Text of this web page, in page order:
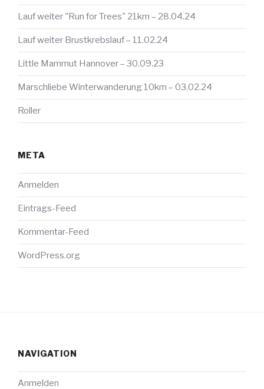
Lauf weiter "Run for Trees" 21km – 28.04.24
Lauf weiter Brustkrebslauf – 11.02.24
Little Mammut Hannover – 30.09.23
Marschliebe Winterwanderung 10km – 03.02.24
Roller
META
Anmelden
Eintrags-Feed
Kommentar-Feed
WordPress.org
NAVIGATION
Anmelden